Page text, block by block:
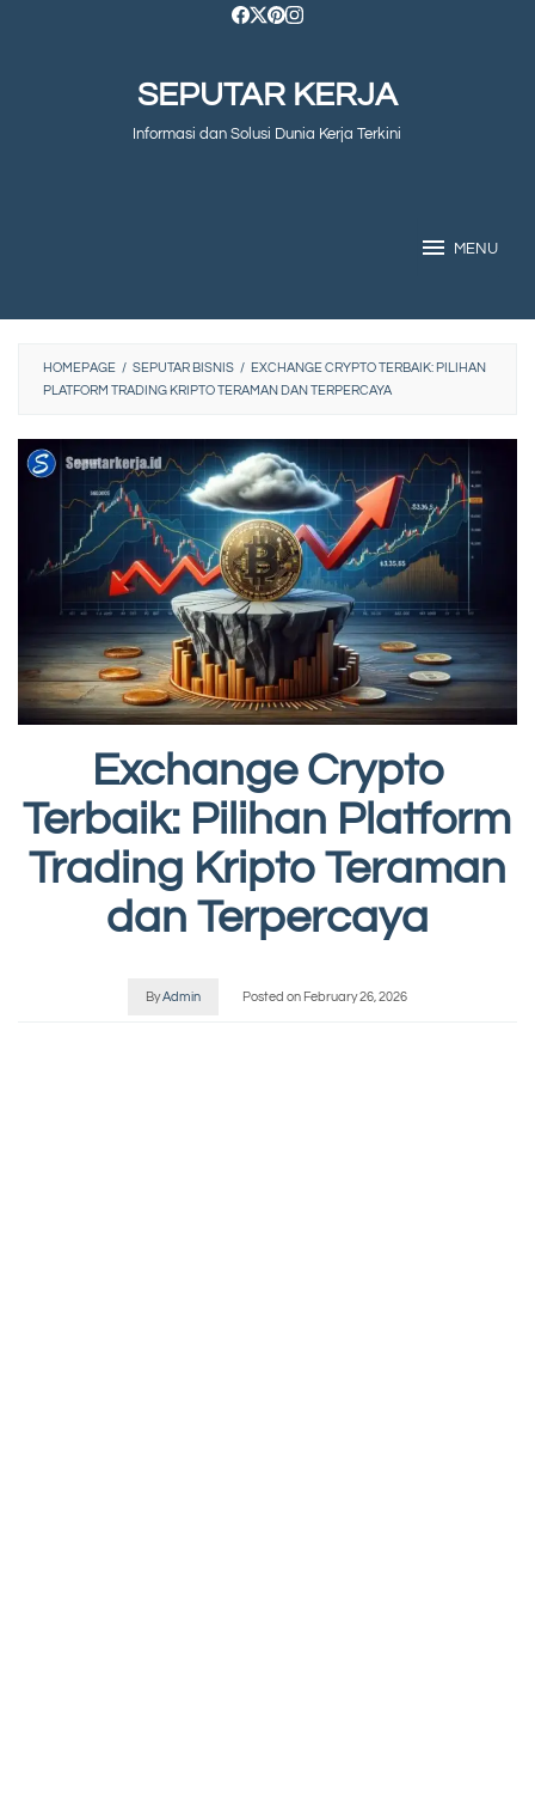
SEPUTAR KERJA
Informasi dan Solusi Dunia Kerja Terkini
MENU
HOMEPAGE / SEPUTAR BISNIS / EXCHANGE CRYPTO TERBAIK: PILIHAN
PLATFORM TRADING KRIPTO TERAMAN DAN TERPERCAYA
Exchange Crypto
Terbaik: Pilihan Platform
Trading Kripto Teraman
dan Terpercaya
ByAdmin Posted on February 26, 2026